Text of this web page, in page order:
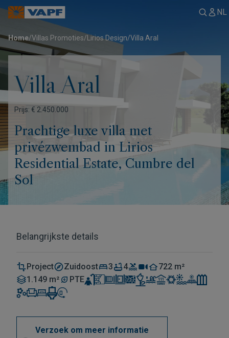
NL
Home/Villas Promoties/ Lirios Design/Villa Aral
Villa Aral
Prijs: € 2.450.000
Prachtige luxe villa met
privézwembad in Lirios
Residential Estate, Cumbre del
Sol
Belangrijkste details
Project Zuidoost 3 4
722 m²
1.149 m²
PTE
Verzoek om meer informatie